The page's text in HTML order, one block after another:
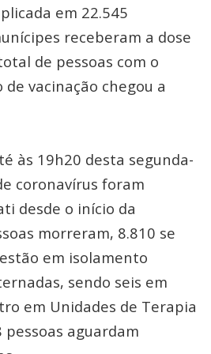
em 22.545
receberam a dose
de pessoas com o
vacinação chegou a
às 19h20 desta segunda-
coronavírus foram
desde o início da
morreram, 8.810 se
em isolamento
sendo seis em
em Unidades de Terapia
pessoas aguardam